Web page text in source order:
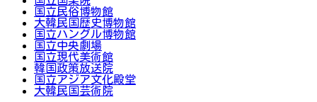
国立民俗博物館
大韓民国歴史博物館
国立ハングル博物館
国立中央劇場
国立現代美術館
韓国政策放送院
国立アジア文化殿堂
大韓民国芸術院